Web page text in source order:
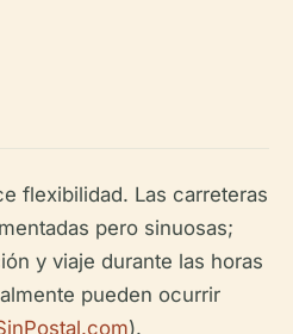
flexibilidad. Las carreteras
pero sinuosas;
y viaje durante las horas
pueden ocurrir
).